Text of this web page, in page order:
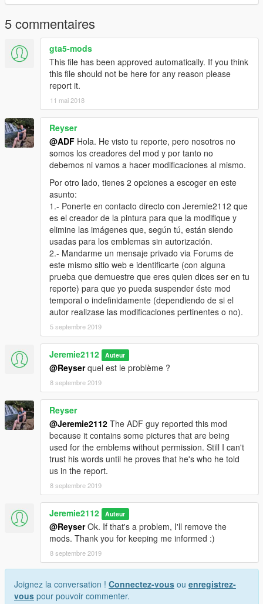
5 commentaires
gta5-mods
This file has been approved automatically. If you think
this file should not be here for any reason please
report it.
11 mai 2018
Reyser
@ADF Hola. He visto tu reporte, pero nosotros no
somos los creadores del mod y por tanto no
debemos ni vamos a hacer modificaciones al mismo.
Por otro lado, tienes 2 opciones a escoger en este
asunto:
1.- Ponerte en contacto directo con Jeremie2112 que
es el creador de la pintura para que la modifique y
elimine las imágenes que, según tú, están siendo
usadas para los emblemas sin autorización.
2.- Mandarme un mensaje privado via Forums de
este mismo sitio web e identificarte (con alguna
prueba que demuestre que eres quien dices ser en tu
reporte) para que yo pueda suspender éste mod
temporal o indefinidamente (dependiendo de si el
autor realizase las modificaciones pertinentes o no).
5 septembre 2019
Jeremie2112 Auteur
@Reyserquel est le problème ?
8 septembre 2019
Reyser
@Jeremie2112 The ADF guy reported this mod
because it contains some pictures that are being
used for the emblems without permission. Still I can't
trust his words until he proves that he's who he told
us in the report.
8 septembre 2019
Jeremie2112 Auteur
@ReyserOk. If that's a problem, I'll remove the
mods. Thank you for keeping me informed :)
8 septembre 2019
Joignez la conversation ! Connectez-vous ou enregistrez-
vous pour pouvoir commenter.